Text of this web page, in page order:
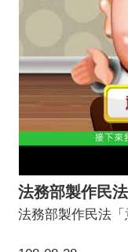
法務部製作民
法務部製作民法